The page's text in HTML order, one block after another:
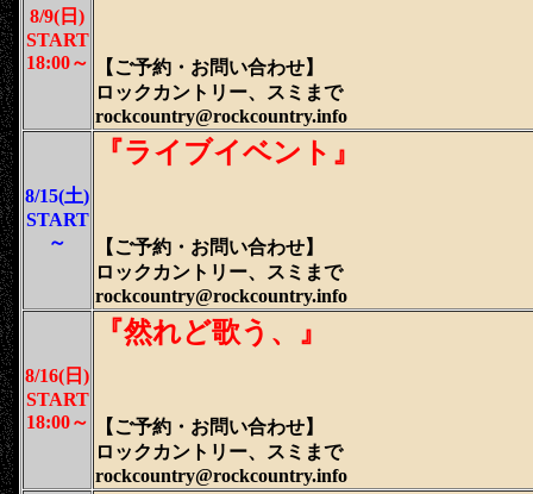
8/9(日)
START
18:00～
【ご予約・ お問い合わせ】
ロックカントリー、スミまで
rockcountry@rockcountry.info
8/15(土)
START
～
『ライブイベント』
【ご予約・ お問い合わせ】
ロックカントリー、スミまで
rockcountry@rockcountry.info
8/16(日)
START
18:00～
『然れど歌う、』
【ご予約・ お問い合わせ】
ロックカントリー、スミまで
rockcountry@rockcountry.info